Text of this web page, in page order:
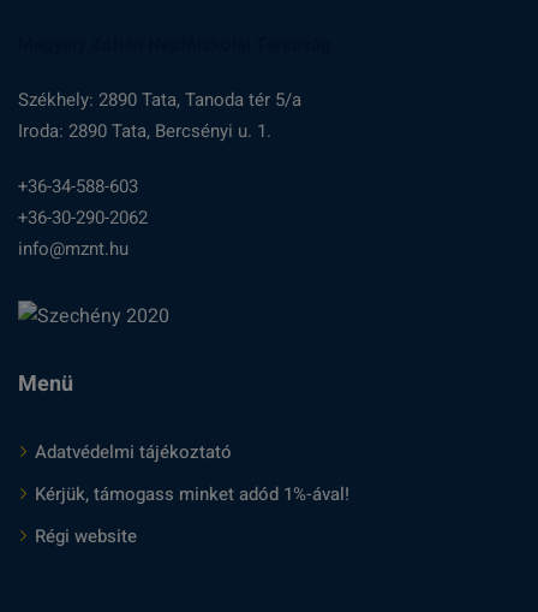
Székhely: 2890 Tata, Tanoda tér 5/a
Iroda: 2890 Tata, Bercsényi u. 1.
+36-34-588-603
+36-30-290-2062
info@mznt.hu
Menü
Adatvédelmi tájékoztató
Kérjük, támogass minket adód 1%-ával!
Régi website